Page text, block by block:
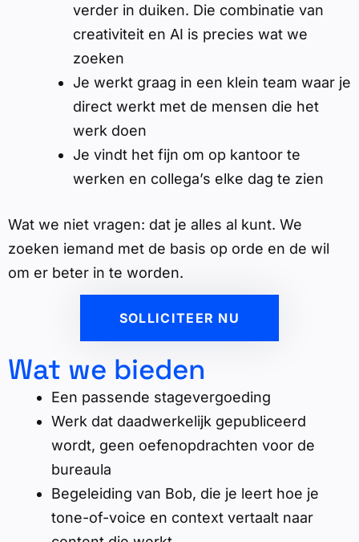
verder in duiken. Die combinatie van
creativiteit en AI is precies wat we
zoeken
Je werkt graag in een klein team waar je
direct werkt met de mensen die het
werk doen
Je vindt het fijn om op kantoor te
werken en collega’s elke dag te zien
Wat we niet vragen: dat je alles al kunt. We
zoeken iemand met de basis op orde en de wil
om er beter in te worden.
SOLLICITEER NU
Wat we bieden
Een passende stagevergoeding
Werk dat daadwerkelijk gepubliceerd
wordt, geen oefenopdrachten voor de
bureaula
Begeleiding van Bob, die je leert hoe je
tone-of-voice en context vertaalt naar